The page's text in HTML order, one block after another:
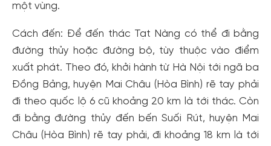
một vùng.
Cách đến: Để đến thác Tạt Nàng có thể đi bằng
đường thủy hoặc đường bộ, tùy thuộc vào điểm
xuất phát. Theo đó, khởi hành từ Hà Nội tới ngã ba
Đồng Bảng, huyện Mai Châu (Hòa Bình) rẽ tay phải
đi theo quốc lộ 6 cũ khoảng 20 km là tới thác. Còn
đi bằng đường thủy đến bến Suối Rút, huyện Mai
Châu (Hòa Bình) rẽ tay phải, đi khoảng 18 km là tới